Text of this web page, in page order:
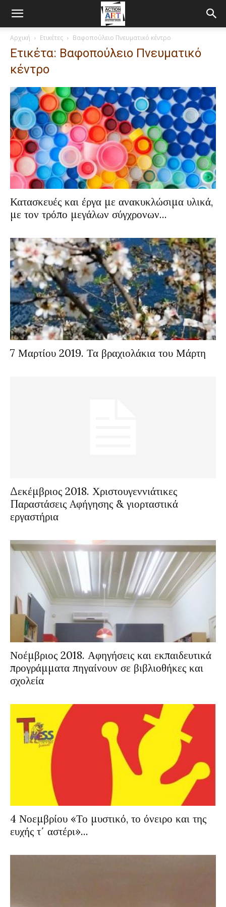
Αρχική Ετικέτες Βαφοπούλειο Πνευματικό κέντρο
Ετικέτα: Βαφοπούλειο Πνευματικό
κέντρο
Κατασκευές και έργα με ανακυκλώσιμα υλικά,
με τον τρόπο μεγάλων σύγχρονων...
7 Μαρτίου 2019. Τα βραχιολάκια του Μάρτη
Δεκέμβριος 2018. Χριστουγεννιάτικες
Παραστάσεις Aφήγησης & γιορταστικά
εργαστήρια
Νοέμβριος 2018. Αφηγήσεις και εκπαιδευτικά
προγράμματα πηγαίνουν σε βιβλιοθήκες και
σχολεία
4 Νοεμβρίου «Το μυστικό, το όνειρο και της
ευχής τ΄ αστέρι»...